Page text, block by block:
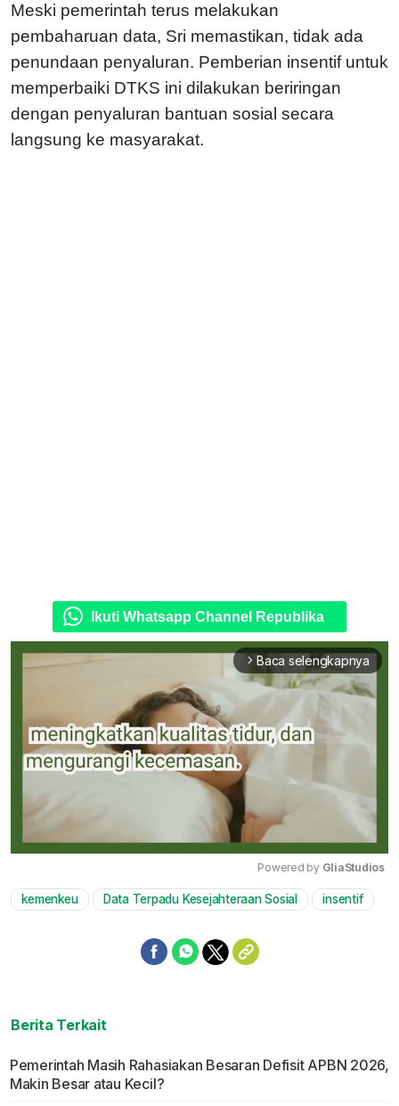
Meski pemerintah terus melakukan
pembaharuan data, Sri memastikan, tidak ada
penundaan penyaluran. Pemberian insentif untuk
memperbaiki DTKS ini dilakukan beriringan
dengan penyaluran bantuan sosial secara
langsung ke masyarakat.
Ikuti Whatsapp Channel Republika
arrow_forward_ios Baca selengkapnya
Mute
Powered by GliaStudios
kemenkeu Data Terpadu Kesejahteraan Sosial insentif
Berita Terkait
Pemerintah Masih Rahasiakan Besaran Defisit APBN 2026,
Makin Besar atau Kecil?